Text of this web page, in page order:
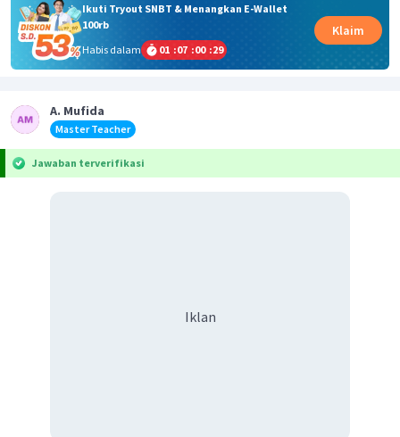
Ikuti Tryout SNBT & Menangkan E-Wallet
100rb
Habis dalam
01 :07 :00 :29
Klaim
A. Mufida
Master Teacher
Jawaban terverifikasi
Iklan